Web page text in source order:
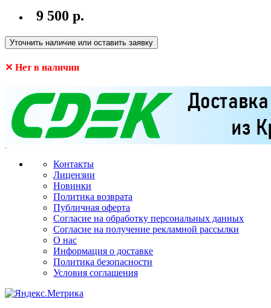
9 500 р.
Уточнить наличие или оставить заявку
✕ Нет в наличии
Контакты
Лицензии
Новинки
Политика возврата
Публичная оферта
Согласие на обработку персональных данных
Согласие на получение рекламной рассылки
О нас
Информация о доставке
Политика безопасности
Условия соглашения